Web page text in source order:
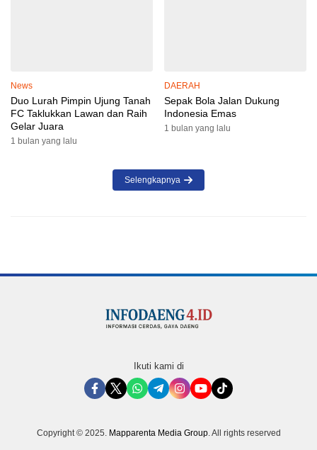
News
Duo Lurah Pimpin Ujung Tanah
FC Taklukkan Lawan dan Raih
Gelar Juara
1 bulan yang lalu
DAERAH
Sepak Bola Jalan Dukung
Indonesia Emas
1 bulan yang lalu
Selengkapnya
Ikuti kami di
Copyright © 2025. Mapparenta Media Group. All rights reserved